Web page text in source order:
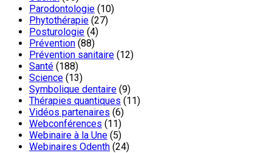
Parodontologie (10)
Phytothérapie (27)
Posturologie (4)
Prévention (88)
Prévention sanitaire (12)
Santé (188)
Science (13)
Symbolique dentaire (9)
Thérapies quantiques (11)
Vidéos partenaires (6)
Webconférences (11)
Webinaire à la Une (5)
Webinaires Odenth (24)